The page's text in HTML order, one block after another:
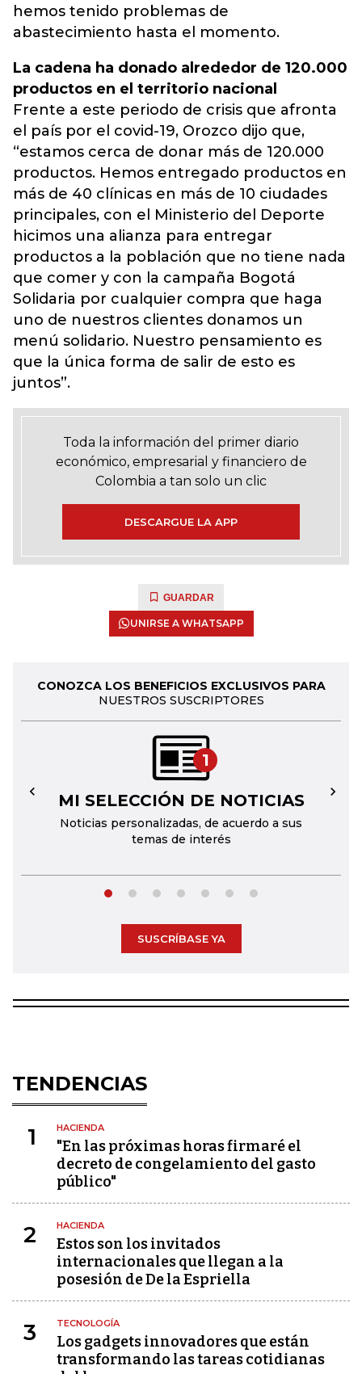
hemos tenido problemas de
abastecimiento hasta el momento.
La cadena ha donado alrededor de 120.000
productos en el territorio nacional
Frente a este periodo de crisis que afronta
el país por el covid-19, Orozco dijo que,
“estamos cerca de donar más de 120.000
productos. Hemos entregado productos en
más de 40 clínicas en más de 10 ciudades
principales, con el Ministerio del Deporte
hicimos una alianza para entregar
productos a la población que no tiene nada
que comer y con la campaña Bogotá
Solidaria por cualquier compra que haga
uno de nuestros clientes donamos un
menú solidario. Nuestro pensamiento es
que la única forma de salir de esto es
juntos”.
Toda la información del primer diario
económico, empresarial y financiero de
Colombia a tan solo un clic
DESCARGUE LA APP
GUARDAR
UNIRSE A WHATSAPP
CONOZCA LOS BENEFICIOS EXCLUSIVOS PARA
NUESTROS SUSCRIPTORES
1
MI SELECCIÓN DE NOTICIAS
Noticias personalizadas, de acuerdo a sus
temas de interés
← →
SUSCRÍBASE YA
TENDENCIAS
1 HACIENDA
"En las próximas horas firmaré el
decreto de congelamiento del gasto
público"
2 HACIENDA
Estos son los invitados
internacionales que llegan a la
posesión de De la Espriella
3 TECNOLOGÍA
Los gadgets innovadores que están
transformando las tareas cotidianas